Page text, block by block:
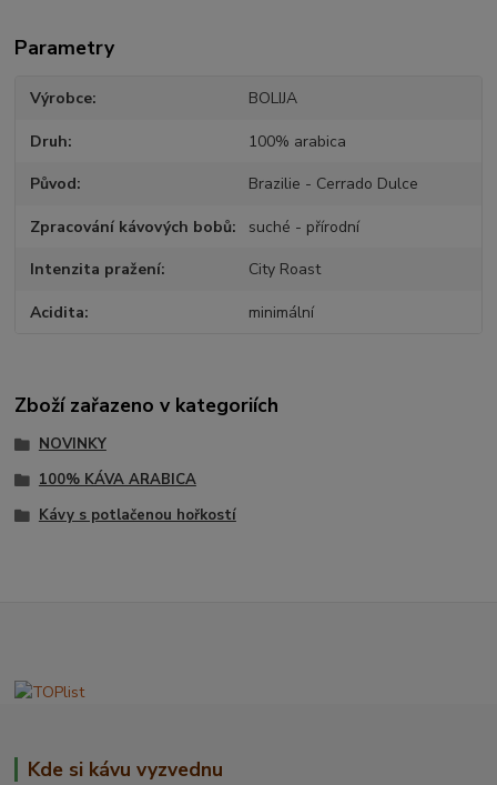
Parametry
Výrobce BOLIJA
Druh 100% arabica
Původ Brazilie - Cerrado Dulce
Zpracování kávových bobů suché - přírodní
Intenzita pražení City Roast
Acidita minimální
Zboží zařazeno v kategoriích
NOVINKY
100% KÁVA ARABICA
Kávy s potlačenou hořkostí
Kde si kávu vyzvednu